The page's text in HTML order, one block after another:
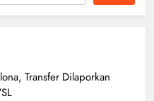
Transfer Dilaporkan